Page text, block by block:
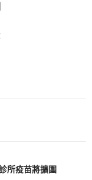
所疫苗將擴圍